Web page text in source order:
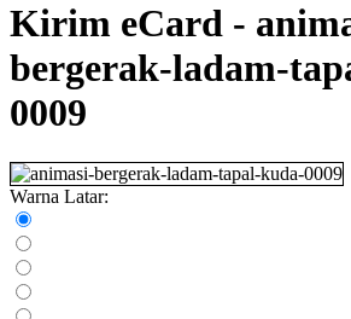
Kirim eCard -
bergerak-ladam-
0009
Warna Latar: